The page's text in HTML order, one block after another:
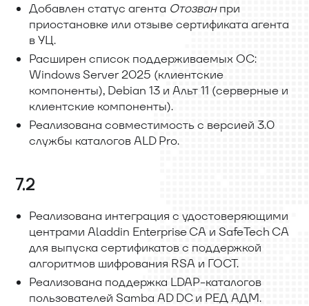
Добавлен статус агента Отозванпри
приостановке или отзыве сертификата агента
в УЦ.
Расширен список поддерживаемых ОС:
Windows Server 2025 (клиентские
компоненты), Debian 13 и Альт 11 (серверные и
клиентские компоненты).
Реализована совместимость с версией 3.0
службы каталогов ALD Pro.
7.2
Реализована интеграция с удостоверяющими
центрами Aladdin Enterprise CA и SafeTech CA
для выпуска сертификатов с поддержкой
алгоритмов шифрования RSA и ГОСТ.
Реализована поддержка LDAP-каталогов
пользователей Samba AD DC и РЕД АДМ.